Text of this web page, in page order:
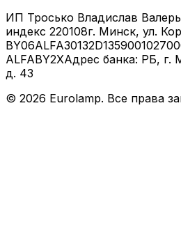
ИП Тросько Владислав
индекс 220108г. Минск, ул.
ALFABY2XАдрес банка: РБ, г.
д. 43
© 2026 Eurolamp. Все права